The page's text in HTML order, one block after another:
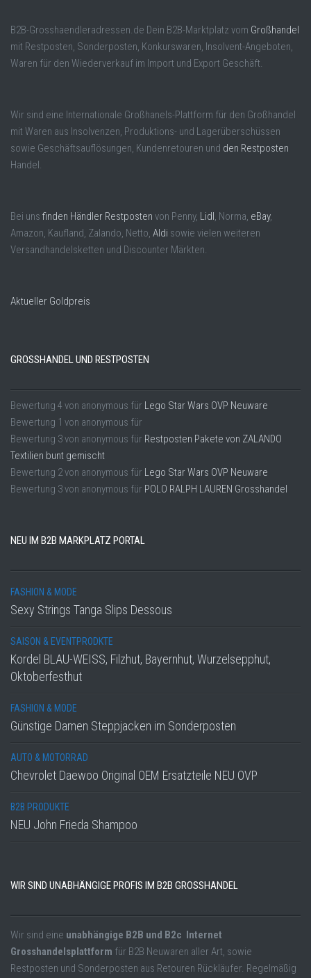
B2B-Grosshaendleradressen.de Dein B2B-Marktplatz vom Großhandel
mit Restposten, Sonderposten, Konkurswaren, Insolvent-Angeboten,
Waren für den Wiederverkauf im Import und Export Geschäft.
Wir sind eine Internationale Großhanels-Plattform für den Großhandel
mit Waren aus Insolvenzen, Produktions- und Lagerüberschüssen
sowie Geschäftsauflösungen, Kundenretouren und den Restposten
Handel.
Bei uns finden Händler Restposten von Penny, Lidl , Norma, eBay,
Amazon, Kaufland, Zalando, Netto, Aldi sowie vielen weiteren
Versandhandelsketten und Discounter Märkten.
Aktueller Goldpreis
GROSSHANDEL UND RESTPOSTEN
Bewertung 4 von anonymous für Lego Star Wars OVP Neuware
Bewertung 1 von anonymous für
Bewertung 3von anonymous für Restposten Pakete von ZALANDO
Textilien bunt gemischt
Bewertung 2von anonymous für Lego Star Wars OVP Neuware
Bewertung 3von anonymous für POLO RALPH LAUREN Grosshandel
NEU IM B2B MARKPLATZ PORTAL
FASHION & MODE
Sexy Strings Tanga Slips Dessous
SAISON & EVENTPRODKTE
Kordel BLAU-WEISS, Filzhut, Bayernhut, Wurzelsepphut,
Oktoberfesthut
FASHION & MODE
Günstige Damen Steppjacken im Sonderposten
AUTO & MOTORRAD
Chevrolet Daewoo Original OEM Ersatzteile NEU OVP
B2B PRODUKTE
NEU John Frieda Shampoo
WIR SIND UNABHÄNGIGE PROFIS IM B2B GROSSHANDEL
Wir sind eine unabhängige B2B und B2c Internet
Grosshandelsplattform für B2B Neuwaren aller Art, sowie
Restposten und Sonderposten aus Retouren Rückläufer. Regelmäßig